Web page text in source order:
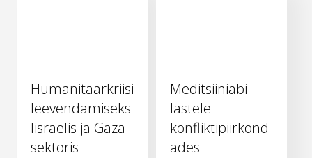
Humanitaarkriisi
leevendamiseks
Iisraelis ja Gaza
sektoris
Meditsiiniabi
lastele
konfliktipiirkond
ades